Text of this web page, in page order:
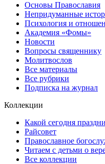
Основы Православия
Непридуманные
Психология и
Академия «Фомы»
Новости
Вопросы священнику
Молитвослов
Все материалы
Все рубрики
Подписка на журнал
Коллекции
Какой сегодня
Райсовет
Православное
Читаем с детьми о
Все коллекции